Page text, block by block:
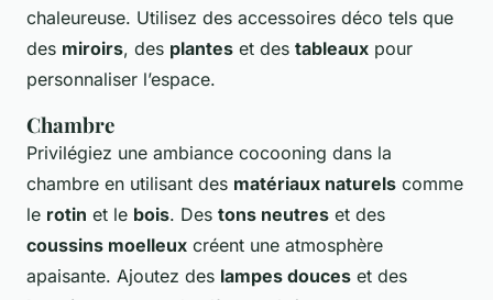
chaleureuse. Utilisez des accessoires déco tels que
des miroirs, des plantes et des tableaux pour
personnaliser l’espace.
Chambre
Privilégiez une ambiance cocooning dans la
chambre en utilisant des matériaux naturels comme
le rotin et le bois. Des tons neutres et des
coussins moelleux créent une atmosphère
apaisante. Ajoutez des lampes douces et des